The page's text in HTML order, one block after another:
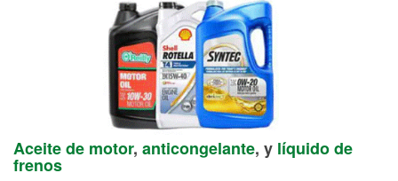
Aceite de motor, anticongelante, y líquido de
frenos